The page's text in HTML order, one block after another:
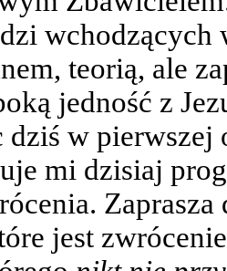
teorią, ale
jedność z
dziś w pierwszej
mi dzisiaj
jest